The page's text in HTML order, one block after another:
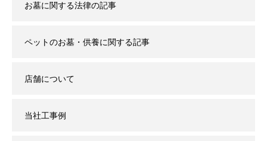
お墓に関する法律の記事
ペットのお墓・供養に関する記事
店舗について
当社工事例